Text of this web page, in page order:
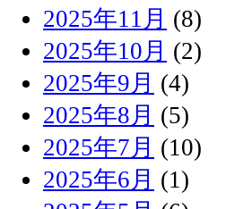
2025年11月 (8)
2025年10月 (2)
2025年9月 (4)
2025年8月 (5)
2025年7月 (10)
2025年6月 (1)